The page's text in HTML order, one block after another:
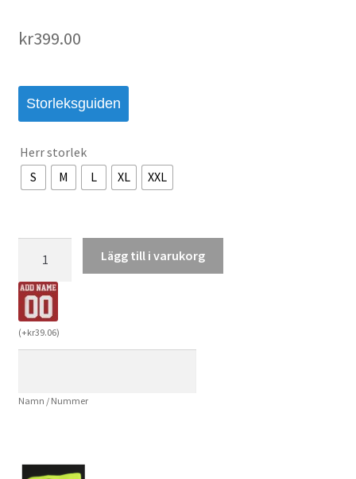
kr399.00
Storleksguiden
Herr storlek
S
M L XL XXL
Hemmatröja
2026/27
Dominik
Szoboszlai
8
mängd
Lägg till i varukorg
(+kr39.06)
Namn / Nummer